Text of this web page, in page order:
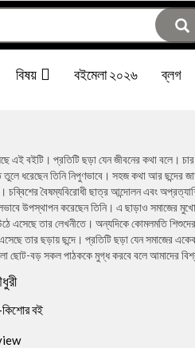
বিষয় বইমেলা ২০২৬ ব্লগ
এই বইটি। প্রতিটি ছড়া যেন জীবনের কথা বলে। চার
তুলে ধরেছেন তিনি নিপুণভাবে। সহজ কথা আর ছন্দের
চব্বিশের বৈষম্যবিরোধী ছাত্র আন্দোলন এবং
উপস্থাপন করেছেন তিনি। এ ছাড়াও সমাজের
এসেছে তার লেখনীতে। অন্যদিকে কোমলমতি
তার ছড়ায় ছন্দে। প্রতিটি ছড়া যেন সমাজের
ছোট-বড় সকল পাঠককে মুগ্ধ করবে বলে আমাদের
বই